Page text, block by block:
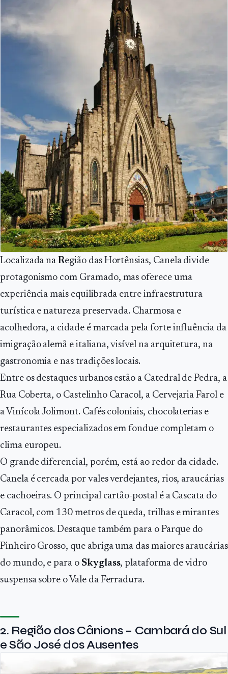
Localizada naRegião das Hortênsias, Canela divide
protagonismo com Gramado, mas oferece uma
experiência mais equilibrada entre infraestrutura
turística e natureza preservada. Charmosa e
acolhedora, a cidade é marcada pela forte influência da
imigração alemã e italiana, visível na arquitetura, na
gastronomia e nas tradições locais.
Entre os destaques urbanos estão a Catedral de Pedra, a
Rua Coberta, o Castelinho Caracol, a Cervejaria Farol e
a Vinícola Jolimont. Cafés coloniais, chocolaterias e
restaurantes especializados em fondue completam o
clima europeu.
O grande diferencial, porém, está ao redor da cidade.
Canela é cercada por vales verdejantes, rios, araucárias
e cachoeiras. O principal cartão-postal é a Cascata do
Caracol, com 130 metros de queda, trilhas e mirantes
panorâmicos. Destaque também para o Parque do
Pinheiro Grosso, que abriga uma das maiores araucárias
do mundo, e para o Skyglass, plataforma de vidro
suspensa sobre o Vale da Ferradura.
2. Região dos Cânions – Cambará do Sul
e São José dos Ausentes